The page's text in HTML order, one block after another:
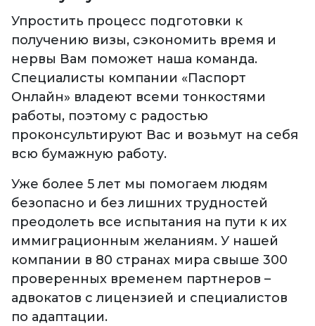
Упростить процесс подготовки к
получению визы, сэкономить время и
нервы Вам поможет наша команда.
Специалисты компании «Паспорт
Онлайн» владеют всеми тонкостями
работы, поэтому с радостью
проконсультируют Вас и возьмут на себя
всю бумажную работу.
Уже более 5 лет мы помогаем людям
безопасно и без лишних трудностей
преодолеть все испытания на пути к их
иммиграционным желаниям. У нашей
компании в 80 странах мира свыше 300
проверенных временем партнеров –
адвокатов с лицензией и специалистов
по адаптации.